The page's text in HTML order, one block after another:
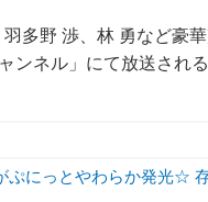
多野 渉、林 勇など豪
ンネル」にて放送され
ぷにっとやわらか発光☆